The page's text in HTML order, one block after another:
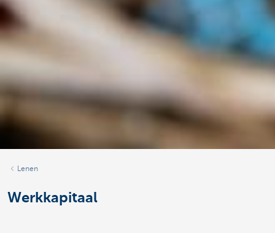
Lenen
Werkkapitaal